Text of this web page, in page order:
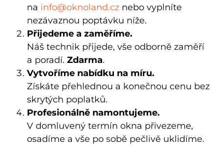
na info@oknoland.cz nebo vyplníte
nezávaznou poptávku níže.
Přijedeme a zaměříme.
Náš technik přijede, vše odborně zaměří
a poradí. Zdarma.
Vytvoříme nabídku na míru.
Získáte přehlednou a konečnou cenu bez
skrytých poplatků.
Profesionálně namontujeme.
V domluvený termín okna přivezeme,
osadíme a vše po sobě pečlivě uklidíme.